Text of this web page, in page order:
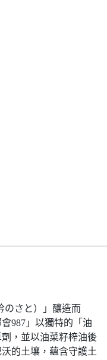
のさと）」釀造而
987」以獨特的「油
，並以油菜籽榨油後
的土壤，蘊含守護土